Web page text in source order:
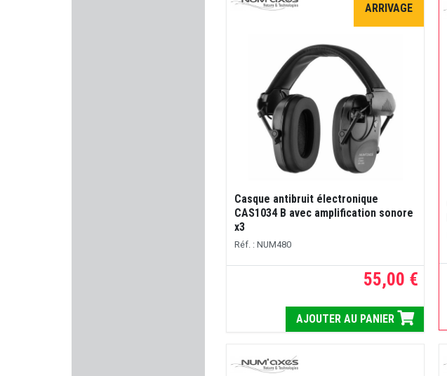
ARRIVAGE
Casque antibruit électronique
CAS1034 B avec amplification sonore
x3
Réf. : NUM480
55,00 €
AJOUTER AU PANIER